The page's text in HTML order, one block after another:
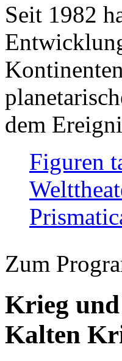
Seit 1982
dem
Figuren
Zum
Krieg und
Kalten